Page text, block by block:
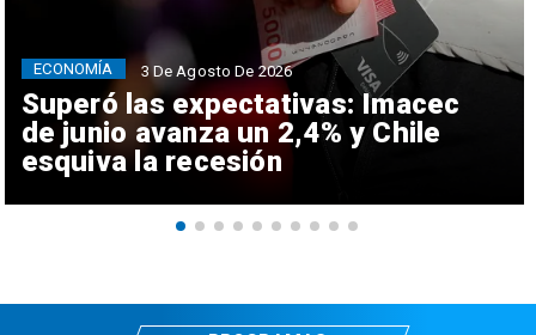
Superó las expectativas: Imacec
de junio avanza un 2,4% y Chile
esquiva la recesión
ECONOMÍA 3 De Agosto De 2026